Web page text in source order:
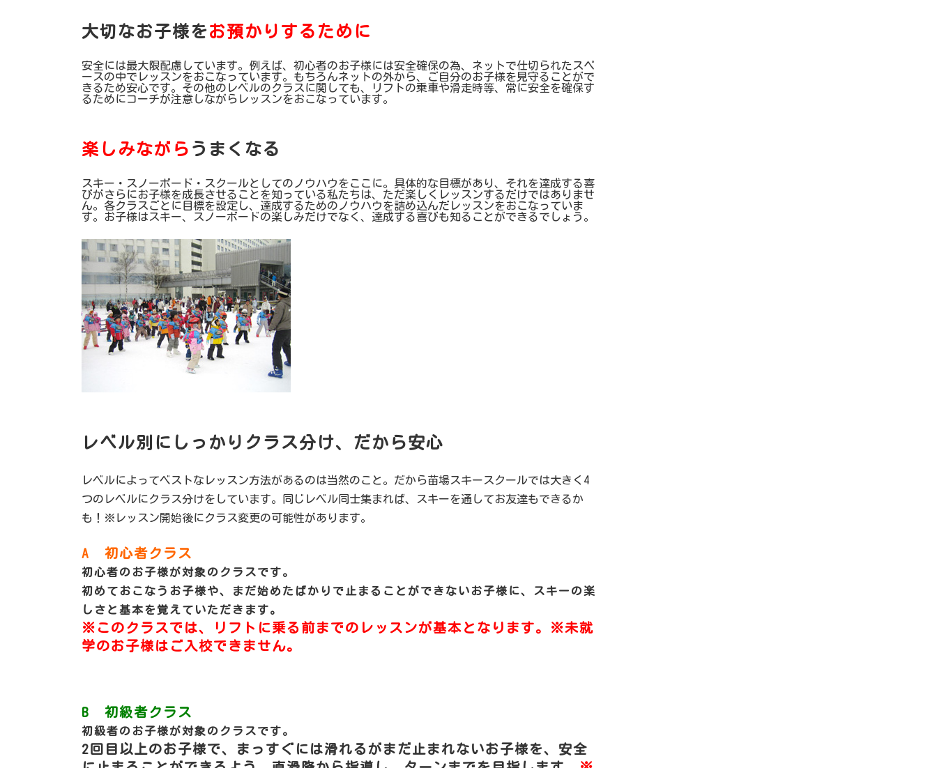
大切なお子様をお預かりするために
安全には最大限配慮しています。例えば、初心者のお子様には安全確保の為、ネットで仕切られたスペ
ースの中でレッスンをおこなっています。もちろんネットの外から、ご自分のお子様を見守ることがで
きるため安心です。その他のレベルのクラスに関しても、リフトの乗車や滑走時等、常に安全を確保す
るためにコーチが注意しながらレッスンをおこなっています。
楽しみながら うまくなる
スキー・スノーボード・スクールとしてのノウハウをここに。具体的な目標があり、それを達成する喜
びがさらにお子様を成長させることを知っている私たちは、ただ楽しくレッスンするだけではありませ
ん。各クラスごとに目標を設定し、達成するためのノウハウを詰め込んだレッスンをおこなっていま
す。お子様はスキー、スノーボードの楽しみだけでなく、達成する喜びも知ることができるでしょう。
レベル別にしっかりクラス分け、だから安心
レベルによってベストなレッスン方法があるのは当然のこと。だから苗場スキースクールでは大きく4
つのレベルにクラス分けをしています。同じレベル同士集まれば、スキーを通してお友達もできるか
も！※レッスン開始後にクラス変更の可能性があります。
A 初心者クラス
初心者のお子様が対象のクラスです。
初めておこなうお子様や、まだ始めたばかりで止まることができないお子様に、スキーの楽
しさと基本を覚えていただきます。
※このクラスでは、リフトに乗る 前までのレッスンが基本となります。
※未就
学のお子様はご入校できません。
B 初級者クラス
初級者のお子様が対象のクラスです。
2回目以上のお子様で、まっすぐには滑れるがまだ止まれないお子様を、安全